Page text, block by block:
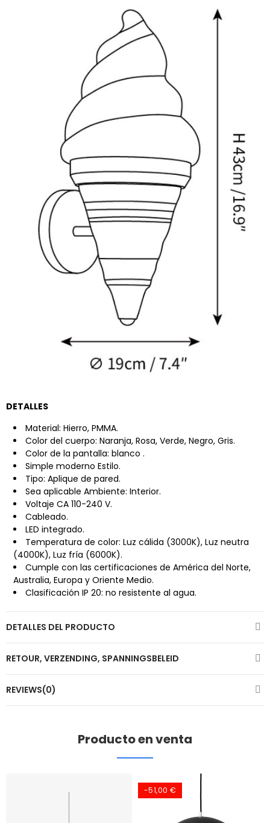
DETALLES
Material: Hierro, PMMA.
Color del cuerpo: Naranja, Rosa, Verde, Negro, Gris.
Color de la pantalla: blanco .
Simple moderno Estilo.
Tipo: Aplique de pared.
Sea aplicable Ambiente: Interior.
Voltaje CA 110-240 V.
Cableado.
LED integrado.
Temperatura de color: Luz cálida (3000K), Luz neutra
(4000K), Luz fría (6000K).
Cumple con las certificaciones de América del Norte,
Australia, Europa y Oriente Medio.
Clasificación IP 20: no resistente al agua.
DETALLES DEL PRODUCTO
RETOUR, VERZENDING, SPANNINGSBELEID
REVIEWS(0)
Producto en venta
-51,00 €